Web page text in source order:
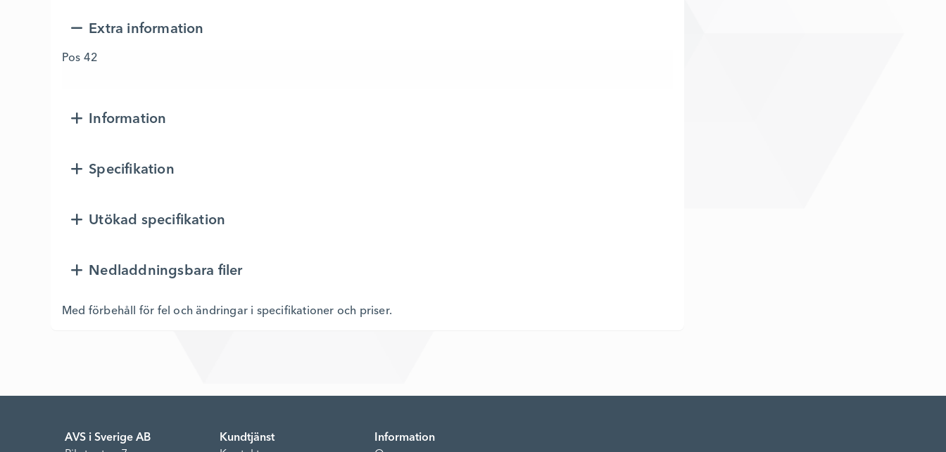
Extra information
Pos 42
Information
Specifikation
Utökad specifikation
Nedladdningsbara filer
Med förbehåll för fel och ändringar i specifikationer och priser.
AVS i Sverige AB
Kundtjänst
Information